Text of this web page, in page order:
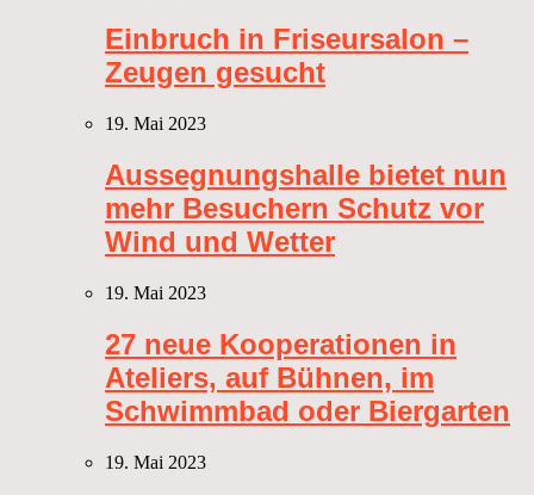
Einbruch in Friseursalon –
Zeugen gesucht
19. Mai 2023
Aussegnungshalle bietet nun
mehr Besuchern Schutz vor
Wind und Wetter
19. Mai 2023
27 neue Kooperationen in
Ateliers, auf Bühnen, im
Schwimmbad oder Biergarten
19. Mai 2023